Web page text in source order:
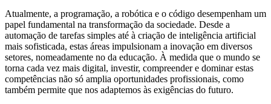
Atualmente, a programação, a robótica e o código desempenham um
papel fundamental na transformação da sociedade. Desde a
automação de tarefas simples até à criação de inteligência artificial
mais sofisticada, estas áreas impulsionam a inovação em diversos
setores, nomeadamente no da educação. À medida que o mundo se
torna cada vez mais digital, investir, compreender e dominar estas
competências não só amplia oportunidades profissionais, como
também permite que nos adaptemos às exigências do futuro.